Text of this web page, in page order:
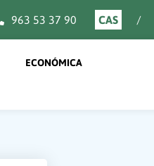
963 53 37 90 CAS
ECONÓMICA